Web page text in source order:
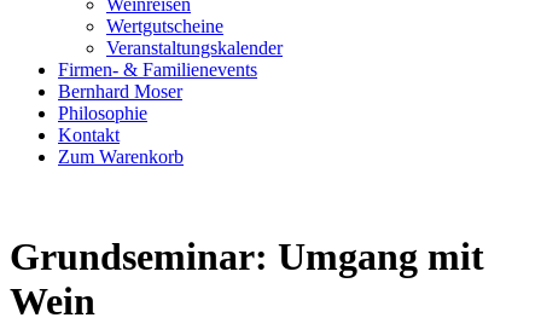
Weinreisen
Wertgutscheine
Veranstaltungskalender
Firmen- & Familienevents
Bernhard Moser
Philosophie
Kontakt
Zum Warenkorb
Grundseminar: Umgang mit
Wein